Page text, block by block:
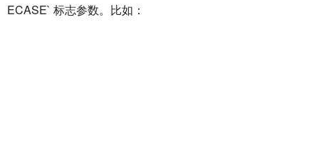
ECASE` 标志参数。比如：